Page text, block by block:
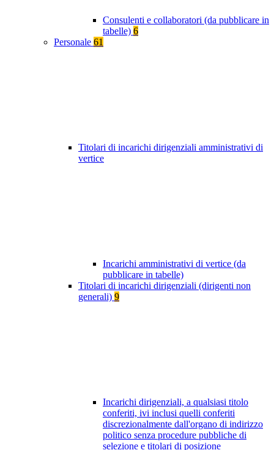
Consulenti e collaboratori (da pubblicare in
tabelle) 6
Personale 61
Titolari di incarichi dirigenziali amministrativi di
vertice
Incarichi amministrativi di vertice (da
pubblicare in tabelle)
Titolari di incarichi dirigenziali (dirigenti non
generali) 9
Incarichi dirigenziali, a qualsiasi titolo
conferiti, ivi inclusi quelli conferiti
discrezionalmente dall'organo di indirizzo
politico senza procedure pubbliche di
selezione e titolari di posizione